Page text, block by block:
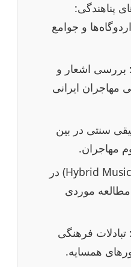
پناهندگی:
و جوامع
بررسی اشعار و
ایرانی
سنتی در بین
مهاجران.
موسیقی هیبریدی (Hybrid Music) در
موردی
فرهنگی
همسایه.